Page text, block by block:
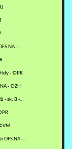
NA -…
- ©PR
- ©ZH
- sk. B -…
OFS NA -…